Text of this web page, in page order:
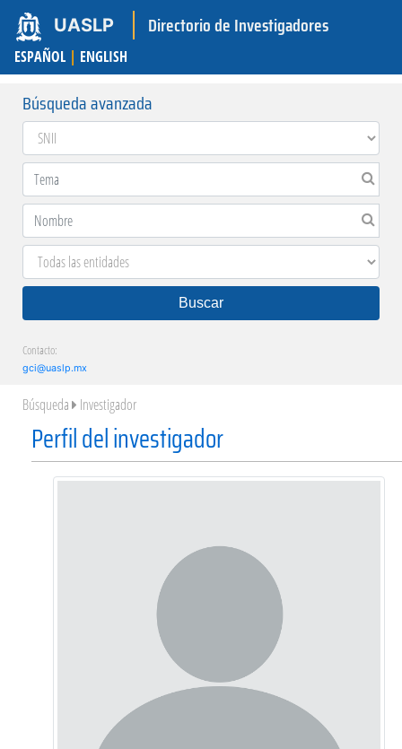
UASLP Directorio de Investigadores
ESPAÑOL | ENGLISH
Búsqueda avanzada
Buscar
Contacto:
gci@uaslp.mx
Búsqueda Investigador
Perfil del investigador